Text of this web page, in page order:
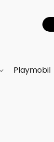
Playmobil